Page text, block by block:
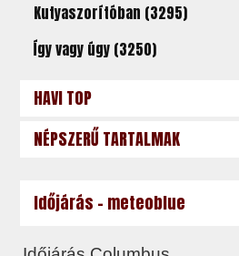
Kutyaszorítóban (3295)
Így vagy úgy (3250)
HAVI TOP
NÉPSZERŰ TARTALMAK
Időjárás - meteoblue